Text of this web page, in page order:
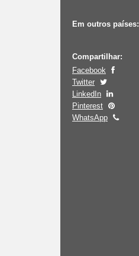
Em outros países:
Compartilhar:
Facebook
Twitter
LinkedIn
Pinterest
WhatsApp